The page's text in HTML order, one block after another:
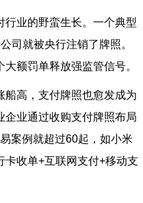
行业的野蛮生长。一个典型
司就被央行注销了牌照。
额罚单释放强监管信号。
船高，支付牌照也愈发成为
企业通过收购支付牌照布局
案例就超过60起，如小米
收单+互联网支付+移动支